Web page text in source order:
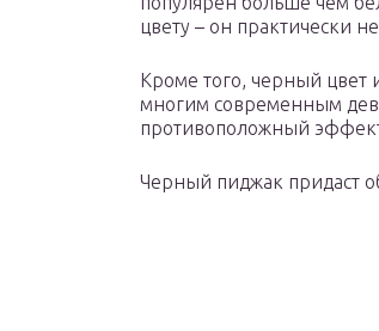
цвету – он практически
Кроме того, черный цвет
многим современным
противоположный
Черный пиджак придаст